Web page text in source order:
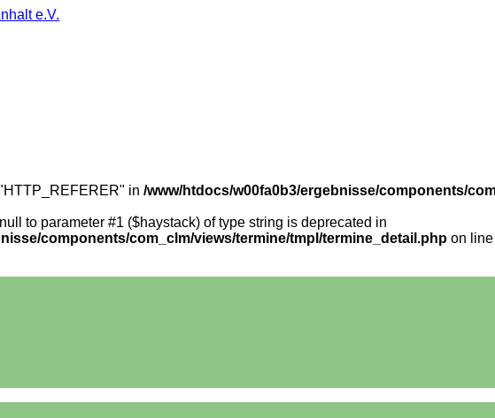
in /www/htdocs/w00fa0b3/ergebnisse/components/
to parameter #1 ($haystack) of type string is deprecated in
components/com_clm/views/termine/tmpl/termine_detail.phpon line